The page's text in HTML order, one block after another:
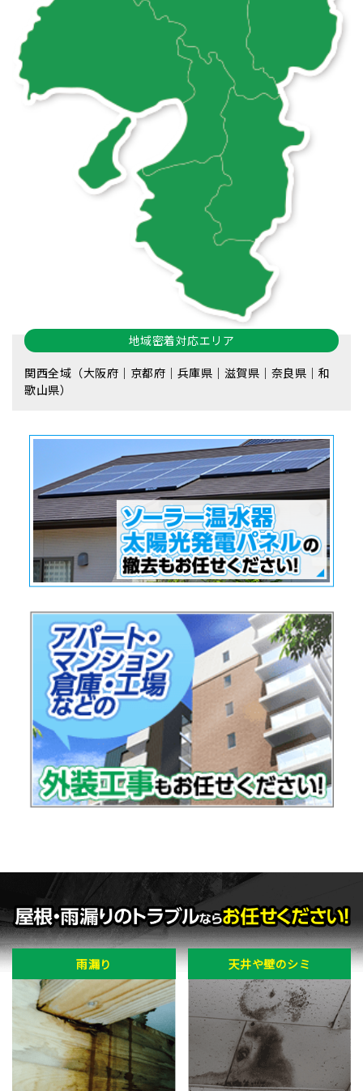
地域密着対応エリア
関西全域（大阪府｜京都府｜兵庫県｜滋賀県｜奈良県｜和
歌山県）
雨漏り 天井や壁のシミ